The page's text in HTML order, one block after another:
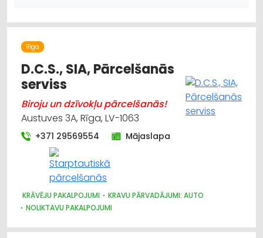
Rīga
D.C.S., SIA, Pārcelšanās
serviss
Biroju un dzīvokļu pārcelšanās!
Austuves 3A, Rīga, LV-1063
+371 29569554 Mājaslapa
KRĀVĒJU PAKALPOJUMI
KRAVU PĀRVADĀJUMI: AUTO
NOLIKTAVU PAKALPOJUMI
KRAVU PĀRVADĀJUMI: KUĢU
IEPAKOJUMS, IESAIŅOŠANA